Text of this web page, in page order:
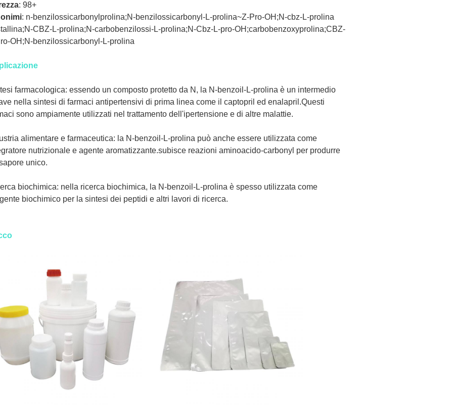
: 98+
: n-benzilossicarbonylprolina;N-benzilossicarbonyl-L-prolina~Z-Pro-OH;N-cbz-L-prolina
CBZ-L-prolina;N-carbobenzilossi-L-prolina;N-Cbz-L-pro-OH;carbobenzoxyprolina;CBZ-
OH;N-benzilossicarbonyl-L-prolina
farmacologica: essendo un composto protetto da N, la N-benzoil-L-prolina è un intermedio
nella sintesi di farmaci antipertensivi di prima linea come il captopril ed enalapril.Questi
sono ampiamente utilizzati nel trattamento dell'ipertensione e di altre malattie.
alimentare e farmaceutica: la N-benzoil-L-prolina può anche essere utilizzata come
nutrizionale e agente aromatizzante.subisce reazioni aminoacido-carbonyl per produrre
unico.
biochimica: nella ricerca biochimica, la N-benzoil-L-prolina è spesso utilizzata come
biochimico per la sintesi dei peptidi e altri lavori di ricerca.